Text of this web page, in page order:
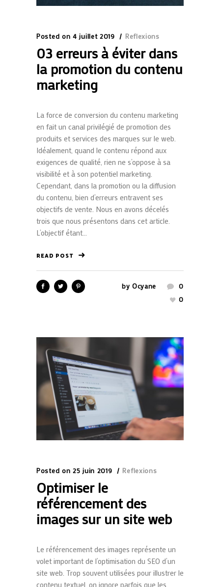
Posted on 4 juillet 2019 Reflexions
03 erreurs à éviter dans
la promotion du contenu
marketing
La force de conversion du contenu marketing
en fait un canal privilégié de promotion des
produits et services des marques sur le web.
Idéalement, quand le contenu répond aux
exigences de qualité, rien ne s’oppose à sa
visibilité et à son potentiel marketing.
Cependant, dans la promotion ou la diffusion
du contenu, bien d’erreurs entravent ses
objectifs de vente. Nous en avons décelés
trois que nous présentons dans cet article.
L’objectif étant...
READ POST
by Ocyane
0
0
Posted on 25 juin 2019 Reflexions
Optimiser le
référencement des
images sur un site web
Le référencement des images représente un
volet important de l’optimisation du SEO d’un
site web. Trop souvent utilisées pour illustrer le
contenu textuel, on ignore parfois que les